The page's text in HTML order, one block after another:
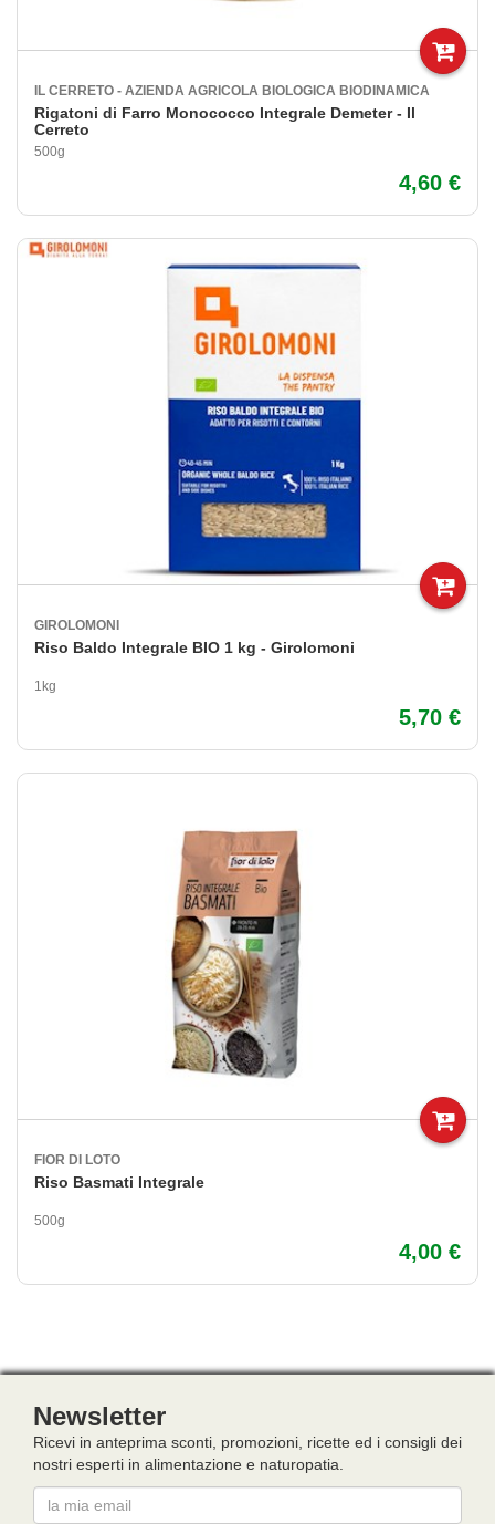
IL CERRETO - AZIENDA AGRICOLA BIOLOGICA BIODINAMICA
Rigatoni di Farro Monococco Integrale Demeter - Il
Cerreto
500g
4,60 €
GIROLOMONI
Riso Baldo Integrale BIO 1 kg - Girolomoni
1kg
5,70 €
FIOR DI LOTO
Riso Basmati Integrale
500g
4,00 €
Newsletter
Ricevi in anteprima sconti, promozioni, ricette ed i consigli dei
nostri esperti in alimentazione e naturopatia.
Email